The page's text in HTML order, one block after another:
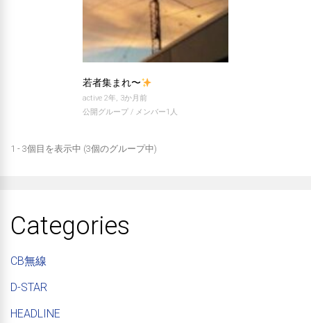
若者集まれ〜
active 2年, 3か月前
公開グループ / メンバー1人
1 - 3個目を表示中 (3個のグループ中)
Categories
CB無線
D-STAR
HEADLINE